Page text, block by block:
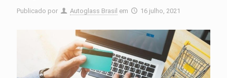
Publicado por Autoglass Brasil em 16 julho, 2021